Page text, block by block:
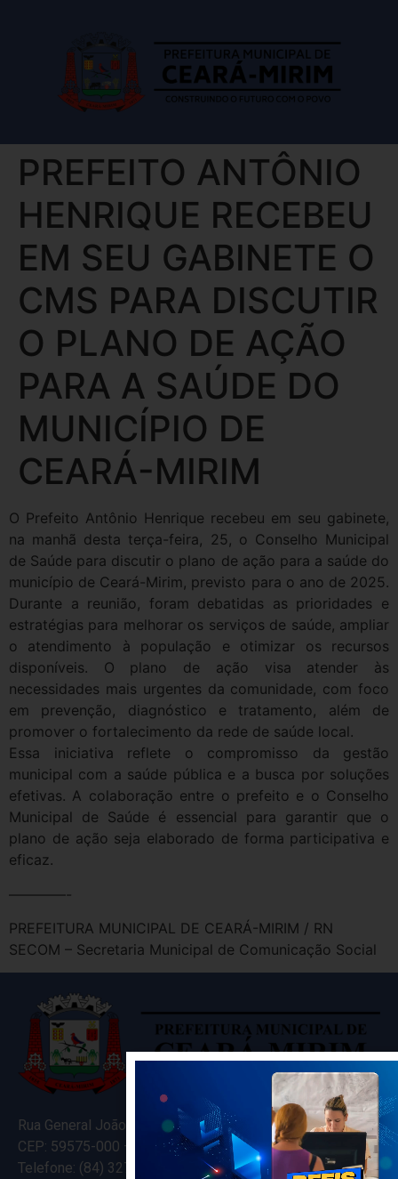
PREFEITO ANTÔNIO
HENRIQUE RECEBEU
EM SEU GABINETE O
CMS PARA DISCUTIR
O PLANO DE AÇÃO
PARA A SAÚDE DO
MUNICÍPIO DE
CEARÁ-MIRIM
O Prefeito Antônio Henrique recebeu em seu gabinete,
na manhã desta terça-feira, 25, o Conselho Municipal
de Saúde para discutir o plano de ação para a saúde do
município de Ceará-Mirim, previsto para o ano de 2025.
Durante a reunião, foram debatidas as prioridades e
estratégias para melhorar os serviços de saúde, ampliar
o atendimento à população e otimizar os recursos
disponíveis. O plano de ação visa atender às
necessidades mais urgentes da comunidade, com foco
em prevenção, diagnóstico e tratamento, além de
promover o fortalecimento da rede de saúde local.
Essa iniciativa reflete o compromisso da gestão
municipal com a saúde pública e a busca por soluções
efetivas. A colaboração entre o prefeito e o Conselho
Municipal de Saúde é essencial para garantir que o
plano de ação seja elaborado de forma participativa e
eficaz.
————-
PREFEITURA MUNICIPAL DE CEARÁ-MIRIM / RN
SECOM – Secretaria Municipal de Comunicação Social
Rua General João Varela, 635
CEP: 59575-000 – Ceará-Mirim – RN
Telefone: (84) 3274-5916